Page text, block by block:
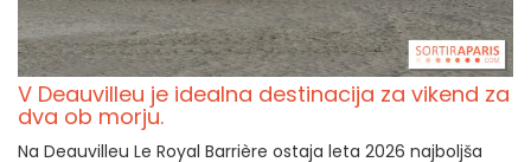
V Deauvilleu je idealna destinacija za vikend za
dva ob morju.
Na Deauvilleu Le Royal Barrière ostaja leta 2026 najboljša